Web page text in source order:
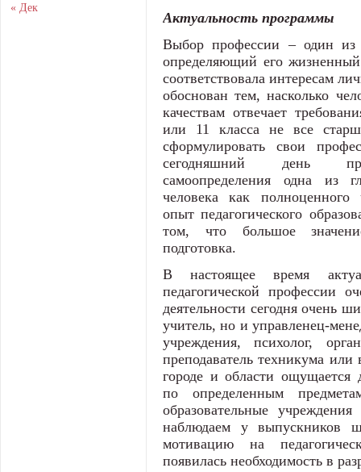
« Дек
Актуальность программы
Выбор профессии – один из
определяющий его
соответствовала интересам
обоснован тем, насколько
качествам отвечает
или 11 класса не все
сформулировать свои
сегодняшний день
самоопределения одна из
человека как
опыт педагогического
том, что большое
подготовка.
В настоящее время
педагогической профессии
деятельности сегодня очень
учитель, но и управленец-
учреждения, психолог,
преподаватель техникума
городе и области ощущается
по определенным
образовательные
наблюдаем у выпускников
мотивацию на
появилась необходимость в